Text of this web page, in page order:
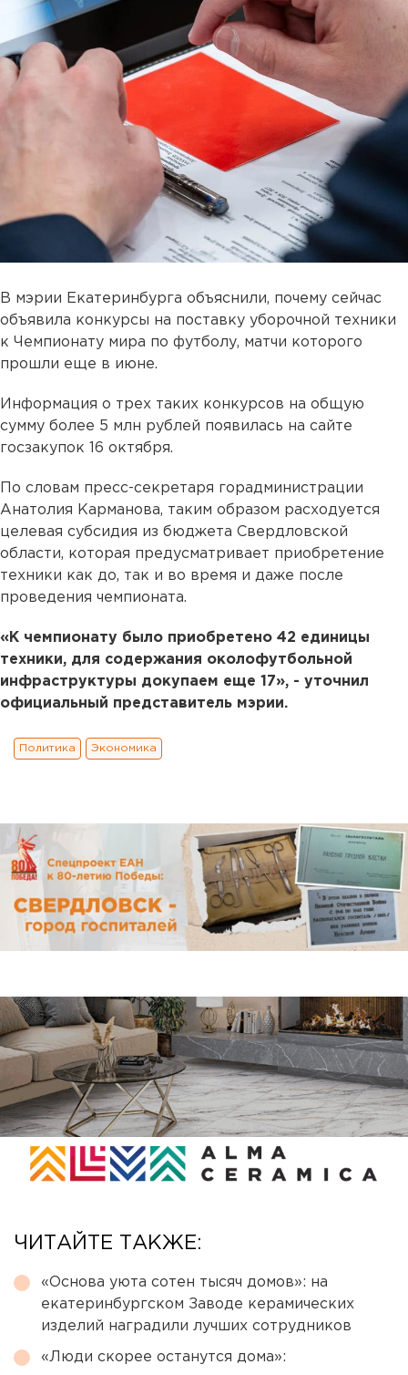
В мэрии Екатеринбурга объяснили, почему сейчас
объявила конкурсы на поставку уборочной техники
к Чемпионату мира по футболу, матчи которого
прошли еще в июне.
Информация о трех таких конкурсов на общую
сумму более 5 млн рублей появилась на сайте
госзакупок 16 октября.
По словам пресс-секретаря горадминистрации
Анатолия Карманова, таким образом расходуется
целевая субсидия из бюджета Свердловской
области, которая предусматривает приобретение
техники как до, так и во время и даже после
проведения чемпионата.
«К чемпионату было приобретено 42 единицы
техники, для содержания околофутбольной
инфраструктуры докупаем еще 17», - уточнил
официальный представитель мэрии.
Политика Экономика
ЧИТАЙТЕ ТАКЖЕ:
«Основа уюта сотен тысяч домов»: на
екатеринбургском Заводе керамических
изделий наградили лучших сотрудников
«Люди скорее останутся дома»: